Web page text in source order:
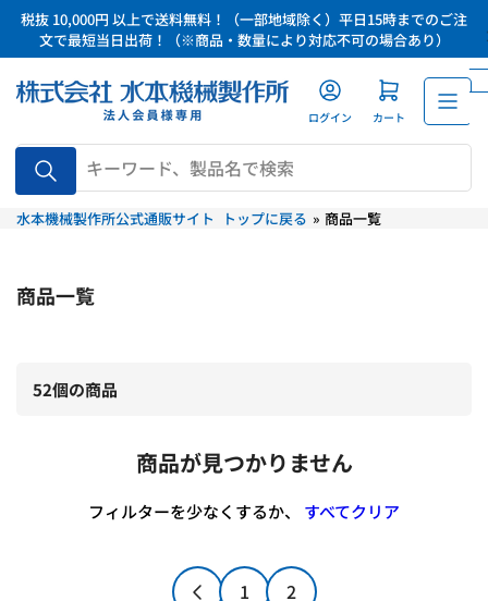
テ
税抜 10,000円 以上で送料無料！（一部地域除く）平日15時までのご注
文で最短当日出荷！（※商品・数量により対応不可の場合あり）
品
番、
キ
ー
ド、
ログイン カート
水本機械製作所公式通販サイト トップに戻る » 商品一覧
商品一覧
52個の商品
商品が見つかりません
フィルターを少なくするか、 すべてクリア
1 2